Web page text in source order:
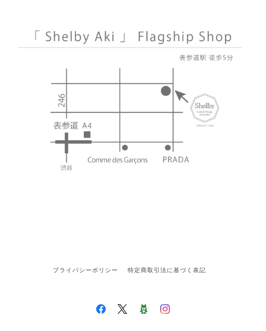
プライバシーポリシー 特定商取引法に基づく表記